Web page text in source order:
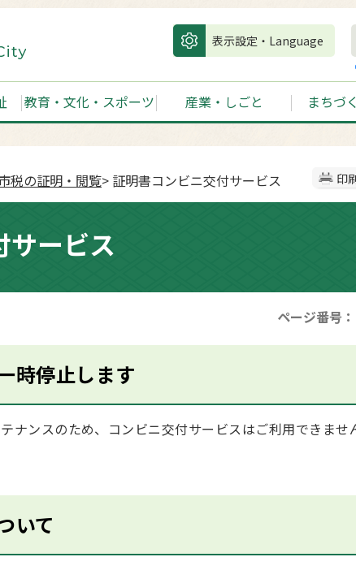
表示設定・Language
教育・文化・スポーツ 産業・しごと まちづ
印
税の証明・閲覧> 証明書コンビニ交付サービス
サービス
ページ番号
時停止します
ナンスのため、コンビニ交付サービスはご利用できませ
いて